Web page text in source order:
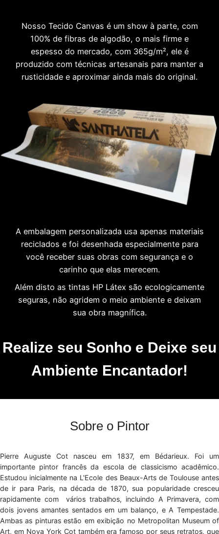
Nosso Tecido Canvas é um show à parte, com
100% de fibras de algodão, o mais firme e
espesso do mercado, com 365g/m², ele é
produzido com técnicas artesanais para manter a
rusticidade e aproximar ainda mais do original.
A embalagem personalizada usa apenas materiais
reciclados e foi desenhada especialmente para
você receber suas obras com segurança e o
carinho que elas merecem.
Além disto as tintas HP Látex são ecologicamente
seguras, não agridem o meio ambiente e deixam
sua obra magnífica.
Realize seu Sonho e Deixe seu
Ambiente Encantador!
Sobre o Pintor
Pierre Auguste Cot nasceu em 1837, em Bédarieux. Foi um
importante pintor francês da escola de classicismo acadêmico.
Estudou inicialmente na L'Ecole des Beaux-Arts de Toulouse antes
de ir para Paris, na década de 1870, sua popularidade cresceu
rapidamente com vários trabalhos, incluindo A Primavera, com
dois jovens amantes sentados em um balanço, e A Tempestade.
Ambas as pinturas estão em exibição no Metropolitan Museum of
Art, em Nova York Cot também era famoso por seus retratos, que